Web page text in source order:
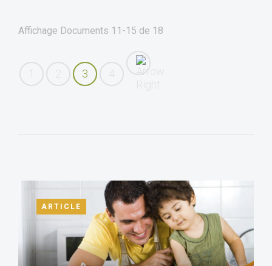
Affichage Documents 11-15 de 18
3
ARTICLE